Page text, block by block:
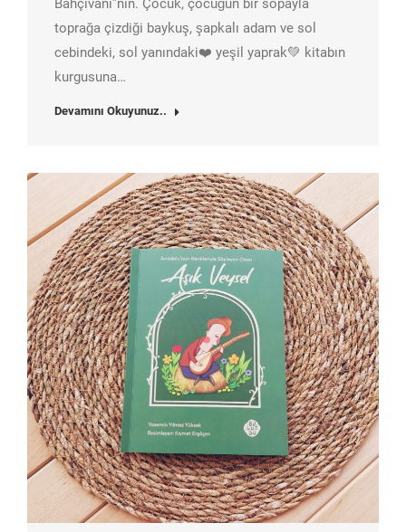
Bahçıvanı”nın. Çocuk, çocuğun bir sopayla
toprağa çizdiği baykuş, şapkalı adam ve sol
cebindeki, sol yanındaki❤️ yeşil yaprak💚 kitabın
kurgusuna…
Devamını Okuyunuz..